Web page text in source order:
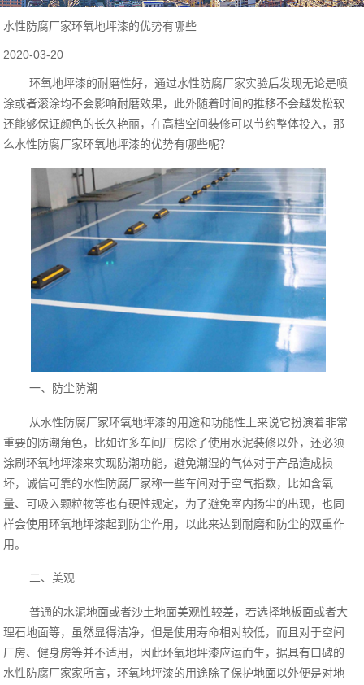
水性防腐厂家环氧地坪漆的优势有哪些
2020-03-20
环氧地坪漆的耐磨性好，通过水性防腐厂家实验后发现无论是喷
涂或者滚涂均不会影响耐磨效果，此外随着时间的推移不会越发松软
还能够保证颜色的长久艳丽，在高档空间装修可以节约整体投入，那
么水性防腐厂家环氧地坪漆的优势有哪些呢？
一、防尘防潮
从水性防腐厂家环氧地坪漆的用途和功能性上来说它扮演着非常
重要的防潮角色，比如许多车间厂房除了使用水泥装修以外，还必须
涂刷环氧地坪漆来实现防潮功能，避免潮湿的气体对于产品造成损
坏，诚信可靠的水性防腐厂家称一些车间对于空气指数，比如含氧
量、可吸入颗粒物等也有硬性规定，为了避免室内扬尘的出现，也同
样会使用环氧地坪漆起到防尘作用，以此来达到耐磨和防尘的双重作
用。
二、美观
普通的水泥地面或者沙土地面美观性较差，若选择地板面或者大
理石地面等，虽然显得洁净，但是使用寿命相对较低，而且对于空间
厂房、健身房等并不适用，因此环氧地坪漆应运而生，据具有口碑的
水性防腐厂家家所言，环氧地坪漆的用途除了保护地面以外便是对地